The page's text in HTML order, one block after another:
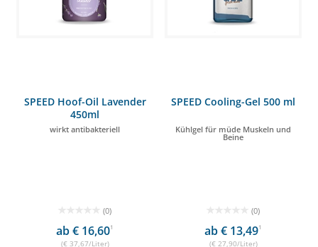
SPEED Hoof-Oil Lavender
450ml
wirkt antibakteriell
(0)
ab € 16,601
(€ 37,67/Liter)
SPEED Cooling-Gel 500 ml
Kühlgel für müde Muskeln und
Beine
(0)
ab € 13,491
(€ 27,90/Liter)